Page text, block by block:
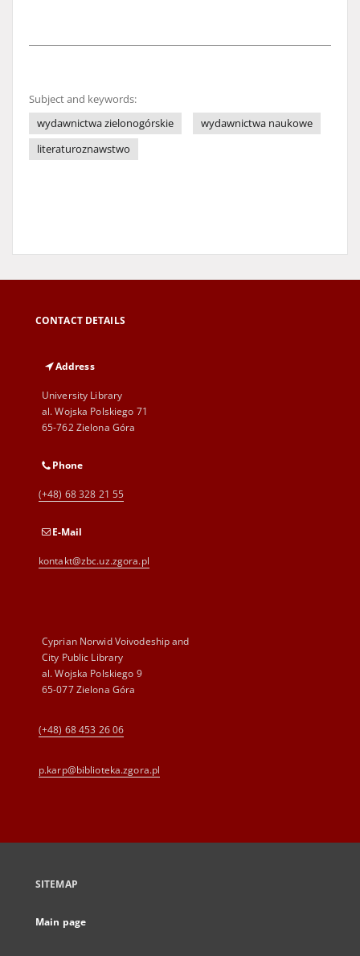
Subject and keywords:
wydawnictwa zielonogórskie
wydawnictwa naukowe
literaturoznawstwo
CONTACT DETAILS
Address
University Library
al. Wojska Polskiego 71
65-762 Zielona Góra
Phone
(+48) 68 328 21 55
E-Mail
kontakt@zbc.uz.zgora.pl
Cyprian Norwid Voivodeship and
City Public Library
al. Wojska Polskiego 9
65-077 Zielona Góra
(+48) 68 453 26 06
p.karp@biblioteka.zgora.pl
SITEMAP
Main page